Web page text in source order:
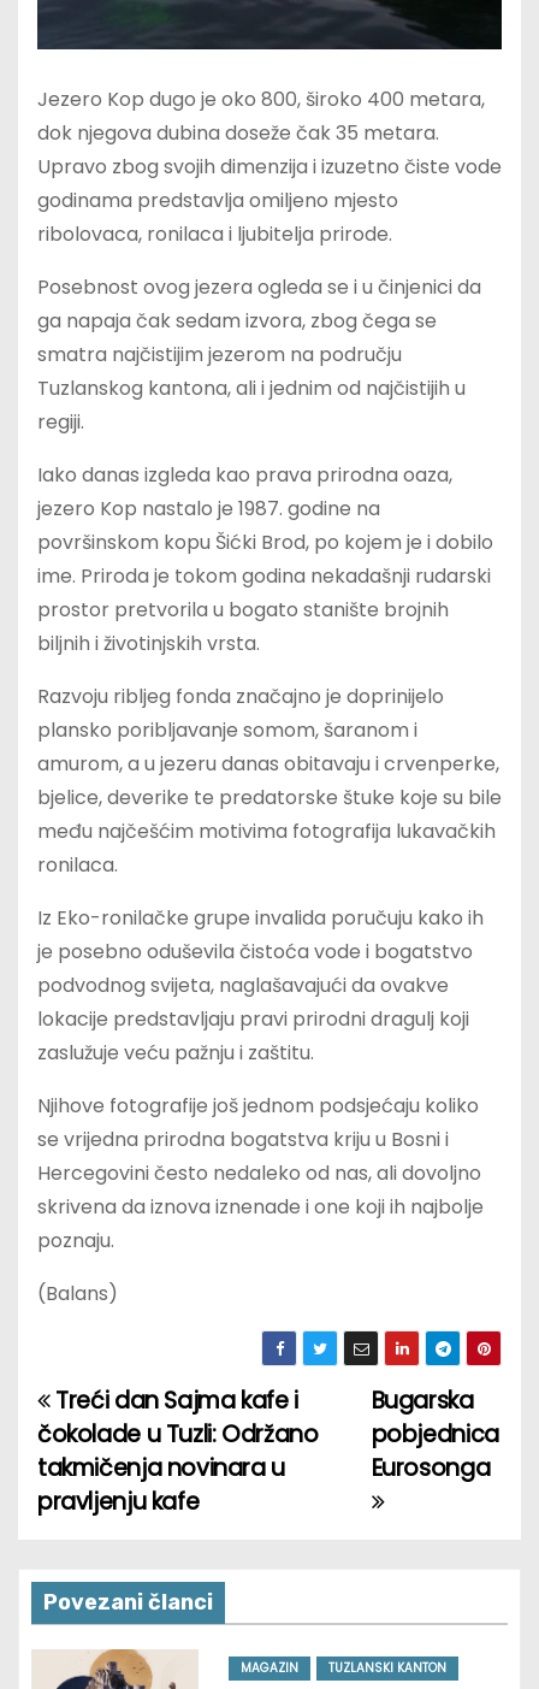
Jezero Kop dugo je oko 800, široko 400 metara,
dok njegova dubina doseže čak 35 metara.
Upravo zbog svojih dimenzija i izuzetno čiste vode
godinama predstavlja omiljeno mjesto
ribolovaca, ronilaca i ljubitelja prirode.
Posebnost ovog jezera ogleda se i u činjenici da
ga napaja čak sedam izvora, zbog čega se
smatra najčistijim jezerom na području
Tuzlanskog kantona, ali i jednim od najčistijih u
regiji.
Iako danas izgleda kao prava prirodna oaza,
jezero Kop nastalo je 1987. godine na
površinskom kopu Šićki Brod, po kojem je i dobilo
ime. Priroda je tokom godina nekadašnji rudarski
prostor pretvorila u bogato stanište brojnih
biljnih i životinjskih vrsta.
Razvoju ribljeg fonda značajno je doprinijelo
plansko poribljavanje somom, šaranom i
amurom, a u jezeru danas obitavaju i crvenperke,
bjelice, deverike te predatorske štuke koje su bile
među najčešćim motivima fotografija lukavačkih
ronilaca.
Iz Eko-ronilačke grupe invalida poručuju kako ih
je posebno oduševila čistoća vode i bogatstvo
podvodnog svijeta, naglašavajući da ovakve
lokacije predstavljaju pravi prirodni dragulj koji
zaslužuje veću pažnju i zaštitu.
Njihove fotografije još jednom podsjećaju koliko
se vrijedna prirodna bogatstva kriju u Bosni i
Hercegovini često nedaleko od nas, ali dovoljno
skrivena da iznova iznenade i one koji ih najbolje
poznaju.
(Balans)
P
o
s
n
a
Bugarska
pobjednica
Eurosonga
Treći dan Sajma kafe i
čokolade u Tuzli: Održano
takmičenja novinara u
pravljenju kafe
Povezani članci
MAGAZIN
TUZLANSKI KANTON